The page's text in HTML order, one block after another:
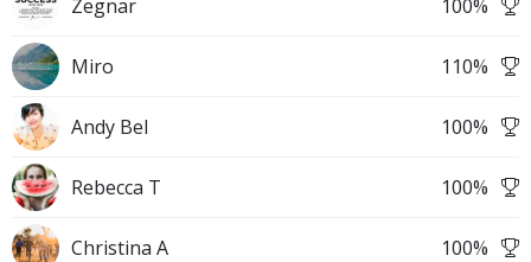
Zegnar 100%
Miro 110%
Andy Bel 100%
Rebecca T 100%
Christina A 100%